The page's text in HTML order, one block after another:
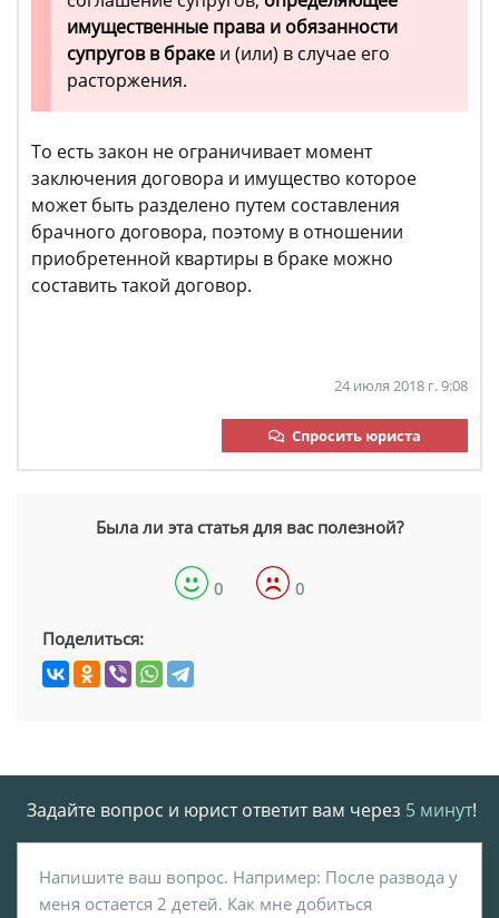
имущественные права и обязанности
супругов в браке и (или) в случае его
расторжения.
То есть закон не ограничивает момент
заключения договора и имущество которое
может быть разделено путем составления
брачного договора, поэтому в отношении
приобретенной квартиры в браке можно
составить такой договор.
24 июля 2018 г. 9:08
Спросить юриста
Была ли эта статья для вас полезной?
0 0
Поделиться:
Задайте вопрос и юрист ответит вам через 5 минут!